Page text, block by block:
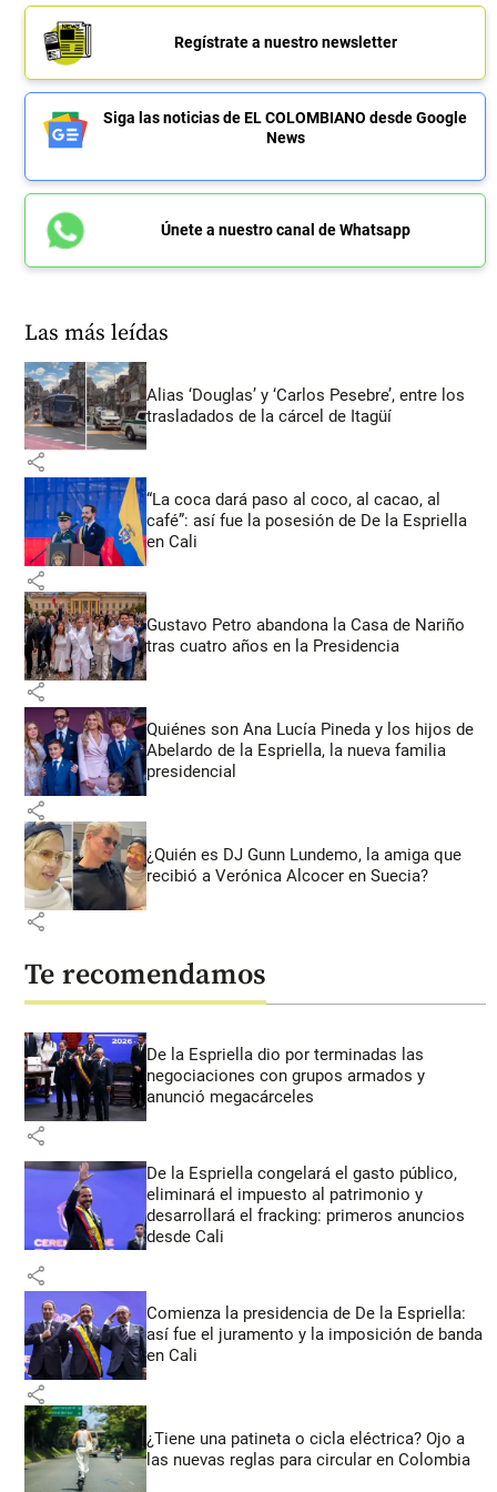
Regístrate a nuestro newsletter
Siga las noticias de EL COLOMBIANO desde Google
News
Únete a nuestro canal de Whatsapp
Las más leídas
Alias ‘Douglas’ y ‘Carlos Pesebre’, entre los
trasladados de la cárcel de Itagüí
share
“La coca dará paso al coco, al cacao, al
café”: así fue la posesión de De la Espriella
en Cali
share
Gustavo Petro abandona la Casa de Nariño
tras cuatro años en la Presidencia
share
Quiénes son Ana Lucía Pineda y los hijos de
Abelardo de la Espriella, la nueva familia
presidencial
share
¿Quién es DJ Gunn Lundemo, la amiga que
recibió a Verónica Alcocer en Suecia?
share
Te recomendamos
De la Espriella dio por terminadas las
negociaciones con grupos armados y
anunció megacárceles
share
De la Espriella congelará el gasto público,
eliminará el impuesto al patrimonio y
desarrollará el fracking: primeros anuncios
desde Cali
share
Comienza la presidencia de De la Espriella:
así fue el juramento y la imposición de banda
en Cali
share
¿Tiene una patineta o cicla eléctrica? Ojo a
las nuevas reglas para circular en Colombia